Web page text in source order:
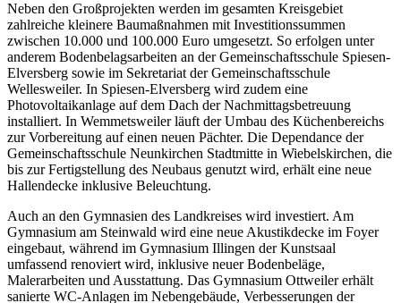
Neben den Großprojekten werden im gesamten Kreisgebiet
zahlreiche kleinere Baumaßnahmen mit Investitionssummen
zwischen 10.000 und 100.000 Euro umgesetzt. So erfolgen unter
anderem Bodenbelagsarbeiten an der Gemeinschaftsschule Spiesen-
Elversberg sowie im Sekretariat der Gemeinschaftsschule
Wellesweiler. In Spiesen-Elversberg wird zudem eine
Photovoltaikanlage auf dem Dach der Nachmittagsbetreuung
installiert. In Wemmetsweiler läuft der Umbau des Küchenbereichs
zur Vorbereitung auf einen neuen Pächter. Die Dependance der
Gemeinschaftsschule Neunkirchen Stadtmitte in Wiebelskirchen, die
bis zur Fertigstellung des Neubaus genutzt wird, erhält eine neue
Hallendecke inklusive Beleuchtung.
Auch an den Gymnasien des Landkreises wird investiert. Am
Gymnasium am Steinwald wird eine neue Akustikdecke im Foyer
eingebaut, während im Gymnasium Illingen der Kunstsaal
umfassend renoviert wird, inklusive neuer Bodenbeläge,
Malerarbeiten und Ausstattung. Das Gymnasium Ottweiler erhält
sanierte WC-Anlagen im Nebengebäude, Verbesserungen der